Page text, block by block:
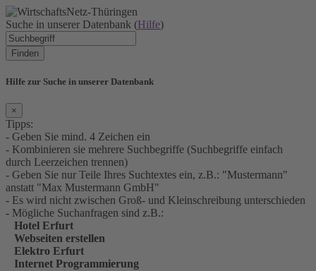
Suche in unserer Datenbank (Hilfe)
Finden
Hilfe zur Suche in unserer Datenbank
×
Tipps:
- Geben Sie mind. 4 Zeichen ein
- Kombinieren sie mehrere Suchbegriffe (Suchbegriffe einfach
durch Leerzeichen trennen)
- Geben Sie nur Teile Ihres Suchtextes ein, z.B.: "Mustermann"
anstatt "Max Mustermann GmbH"
- Es wird nicht zwischen Groß- und Kleinschreibung unterschieden
- Mögliche Suchanfragen sind z.B.:
Hotel Erfurt
Webseiten erstellen
Elektro Erfurt
Internet Programmierung